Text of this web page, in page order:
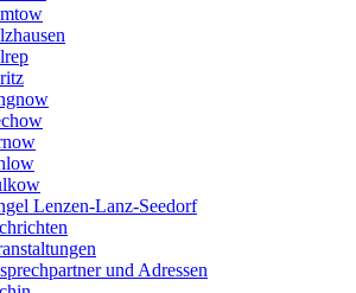
Lenzen-Lanz-Seedorf
und Adressen